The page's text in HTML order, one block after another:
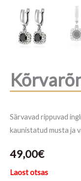
Särvavad rippuvad
kaunistatud musta ja
49,00€
Laost otsas